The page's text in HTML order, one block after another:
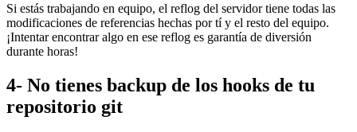
Si estás trabajando en equipo, el reflog del servidor tiene todas las
modificaciones de referencias hechas por tí y el resto del equipo.
¡Intentar encontrar algo en ese reflog es garantía de diversión
durante horas!
4- No tienes backup de los hooks de tu
repositorio git